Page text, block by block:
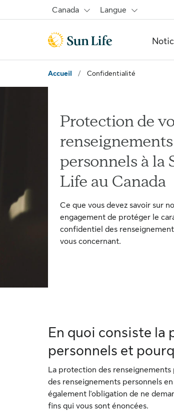
Canada Langue
Accueil / Confidentialité
Protection de
renseignements
personnels à la
Life au Canada
Ce que vous devez savoir sur
engagement de protéger le
confidentiel des
vous concernant.
En quoi consiste la
personnels et
La protection des
des renseignements personnels
également l'obligation de ne
fins qui vous sont énoncées.